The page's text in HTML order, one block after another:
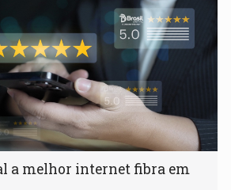
a melhor internet fibra em